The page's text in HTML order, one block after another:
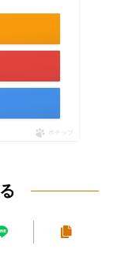
ポチップ